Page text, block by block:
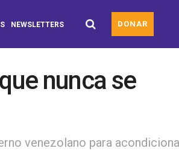
NEWSLETTERS DONAR
nunca se
venezolano para